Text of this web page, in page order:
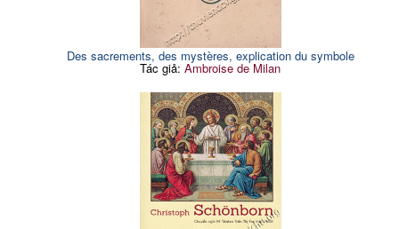
Des sacrements, des mystères, explication du symbole
Tác giả:Ambroise de Milan